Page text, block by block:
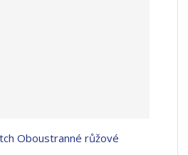
Oboustranné růžové